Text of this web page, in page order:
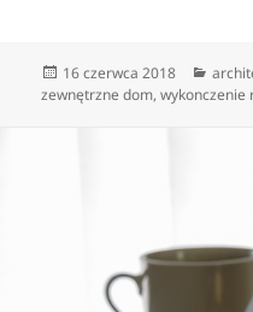
Data
publikacji
16 czerwca 2018
zewnętrzne dom,wykonczenie